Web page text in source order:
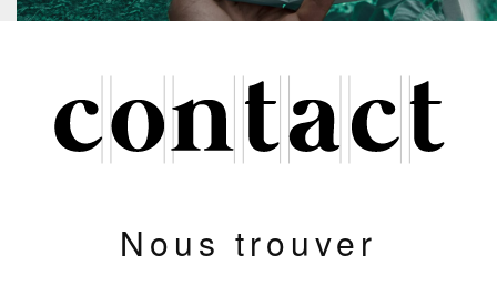
Nous trouver